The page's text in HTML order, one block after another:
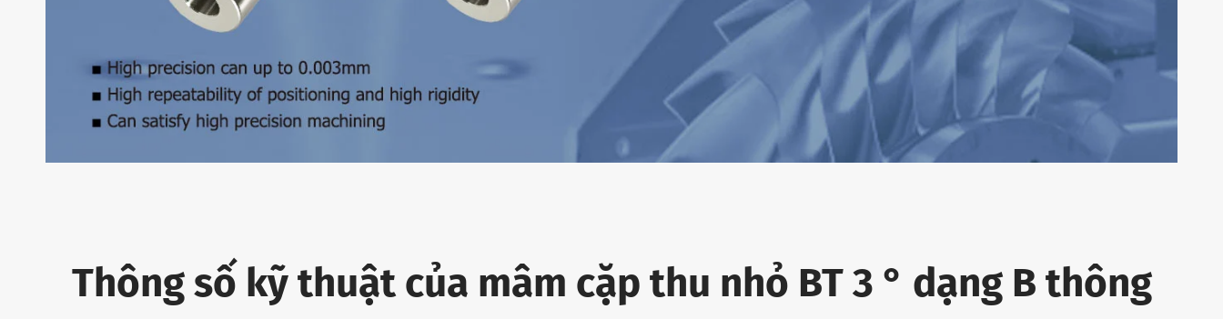
Thông số kỹ thuật của mâm cặp thu nhỏ BT 3 ° dạng B thông